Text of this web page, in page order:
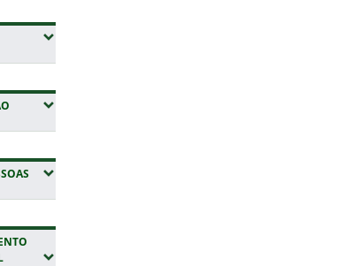
SUBMENUS)
(EXPANDIR SUBMENUS)
(EXPANDIR SUBMENUS)
(EXPANDIR SUBMENUS)